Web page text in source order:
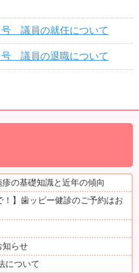
号 議員の就任について
号 議員の退職について
の基礎知識と近年の傾向
！】歯ッピー健診のご予約はお
知らせ
について